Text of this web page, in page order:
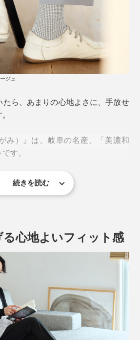
ジュ
ら、あまりの心地よさに、手放せ
み）』は、岐阜の名産、「美濃和
す。
ージュの4色。
続きを読む
る心地よいフィット感